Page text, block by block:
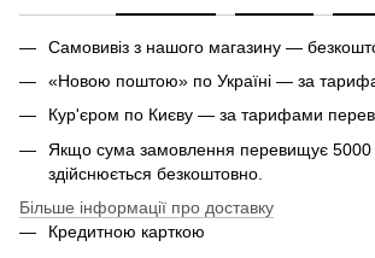
Самовивіз з нашого магазину —
«Новою поштою» по Україні — за
Кур'єром по Києву — за тарифами
Якщо сума замовлення перевищує 5000
здійснюється безкоштовно.
Більше інформації про доставку
Кредитною карткою